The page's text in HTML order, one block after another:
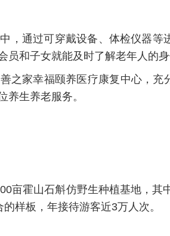
，通过可穿戴设备、体检仪器
和子女就能及时了解老年人的身
家幸福颐养医疗康复中心，充
养生养老服务。
亩霍山石斛仿野生种植基地，其
样板，年接待游客近3万人次。